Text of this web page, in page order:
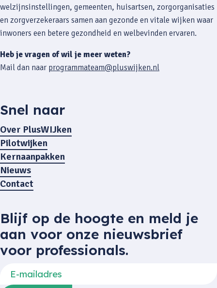
welzijnsinstellingen, gemeenten, huisartsen, zorgorganisaties
en zorgverzekeraars samen aan gezonde en vitale wijken waar
inwoners een betere gezondheid en welbevinden ervaren.
Heb je vragen of wil je meer weten?
Mail dan naar programmateam@pluswijken.nl
Snel naar
Over PlusWIJken
Pilotwijken
Kernaanpakken
Nieuws
Contact
Blijf op de hoogte en meld je
aan voor onze nieuwsbrief
voor professionals.